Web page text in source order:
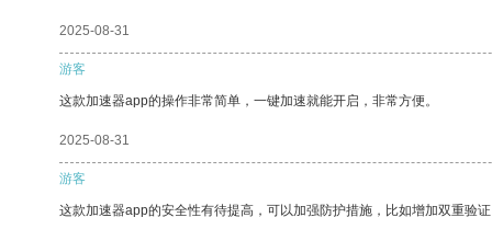
2025-08-31
游客
这款加速器app的操作非常简单，一键加速就能开启，非常方便。
2025-08-31
游客
这款加速器app的安全性有待提高，可以加强防护措施，比如增加双重验